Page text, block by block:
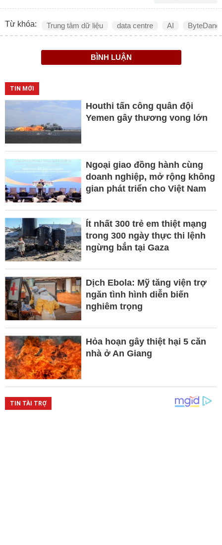
Từ khóa: Trung tâm dữ liệu data centre AI
BÌNH LUẬN
TIN MỚI
Houthi tấn công quân đội
Yemen gây thương vong lớn
Ngoại giao đồng hành cùng
doanh nghiệp, mở rộng không
gian phát triển cho Việt Nam
Ít nhất 300 trẻ em thiệt mạng
trong 300 ngày thực thi lệnh
ngừng bắn tại Gaza
Dịch Ebola: Mỹ tăng viện trợ
ngăn tình hình diễn biến
nghiêm trọng
Hỏa hoạn gây thiệt hại 5 căn
nhà ở An Giang